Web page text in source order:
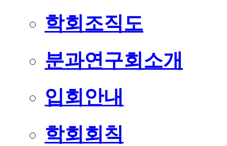
학회조직도
분과연구회소개
입회안내
학회회칙